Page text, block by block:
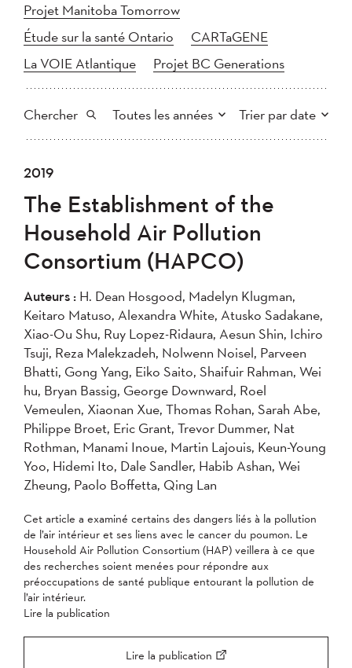
Projet Manitoba Tomorrow
Étude sur la santé Ontario
CARTaGENE
La VOIE Atlantique
Projet BC Generations
Chercher Toutes les années Trier par date
Tout
2023
2022
2021
2020
2019
2018
2017
2016
2015
2014
2013
2010
2008
2007
2006
2005
2004
Appliquer
Plus récent au plus ancien
Plus ancien au plus récent
2019
The Establishment of the
Household Air Pollution
Consortium (HAPCO)
Auteurs : H. Dean Hosgood, Madelyn Klugman,
Keitaro Matuso, Alexandra White, Atusko Sadakane,
Xiao-Ou Shu, Ruy Lopez-Ridaura, Aesun Shin, Ichiro
Tsuji, Reza Malekzadeh, Nolwenn Noisel, Parveen
Bhatti, Gong Yang, Eiko Saito, Shaifuir Rahman, Wei
hu, Bryan Bassig, George Downward, Roel
Vemeulen, Xiaonan Xue, Thomas Rohan, Sarah Abe,
Philippe Broet, Eric Grant, Trevor Dummer, Nat
Rothman, Manami Inoue, Martin Lajouis, Keun-Young
Yoo, Hidemi Ito, Dale Sandler, Habib Ashan, Wei
Zheung, Paolo Boffetta, Qing Lan
Cet article a examiné certains des dangers liés à la pollution
de l’air intérieur et ses liens avec le cancer du poumon. Le
Household Air Pollution Consortium (HAP) veillera à ce que
des recherches soient menées pour répondre aux
préoccupations de santé publique entourant la pollution de
l’air intérieur.
Lire la publication
Lire la publication